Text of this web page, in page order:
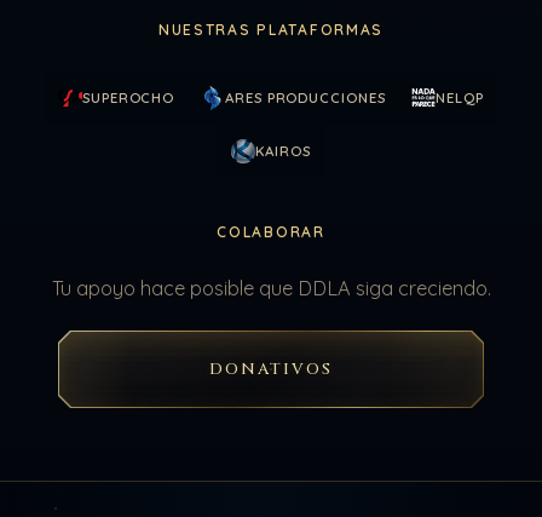
NUESTRAS PLATAFORMAS
SUPEROCHO ARES PRODUCCIONES NELQP
KAIROS
COLABORAR
Tu apoyo hace posible que DDLA siga creciendo.
DONATIVOS